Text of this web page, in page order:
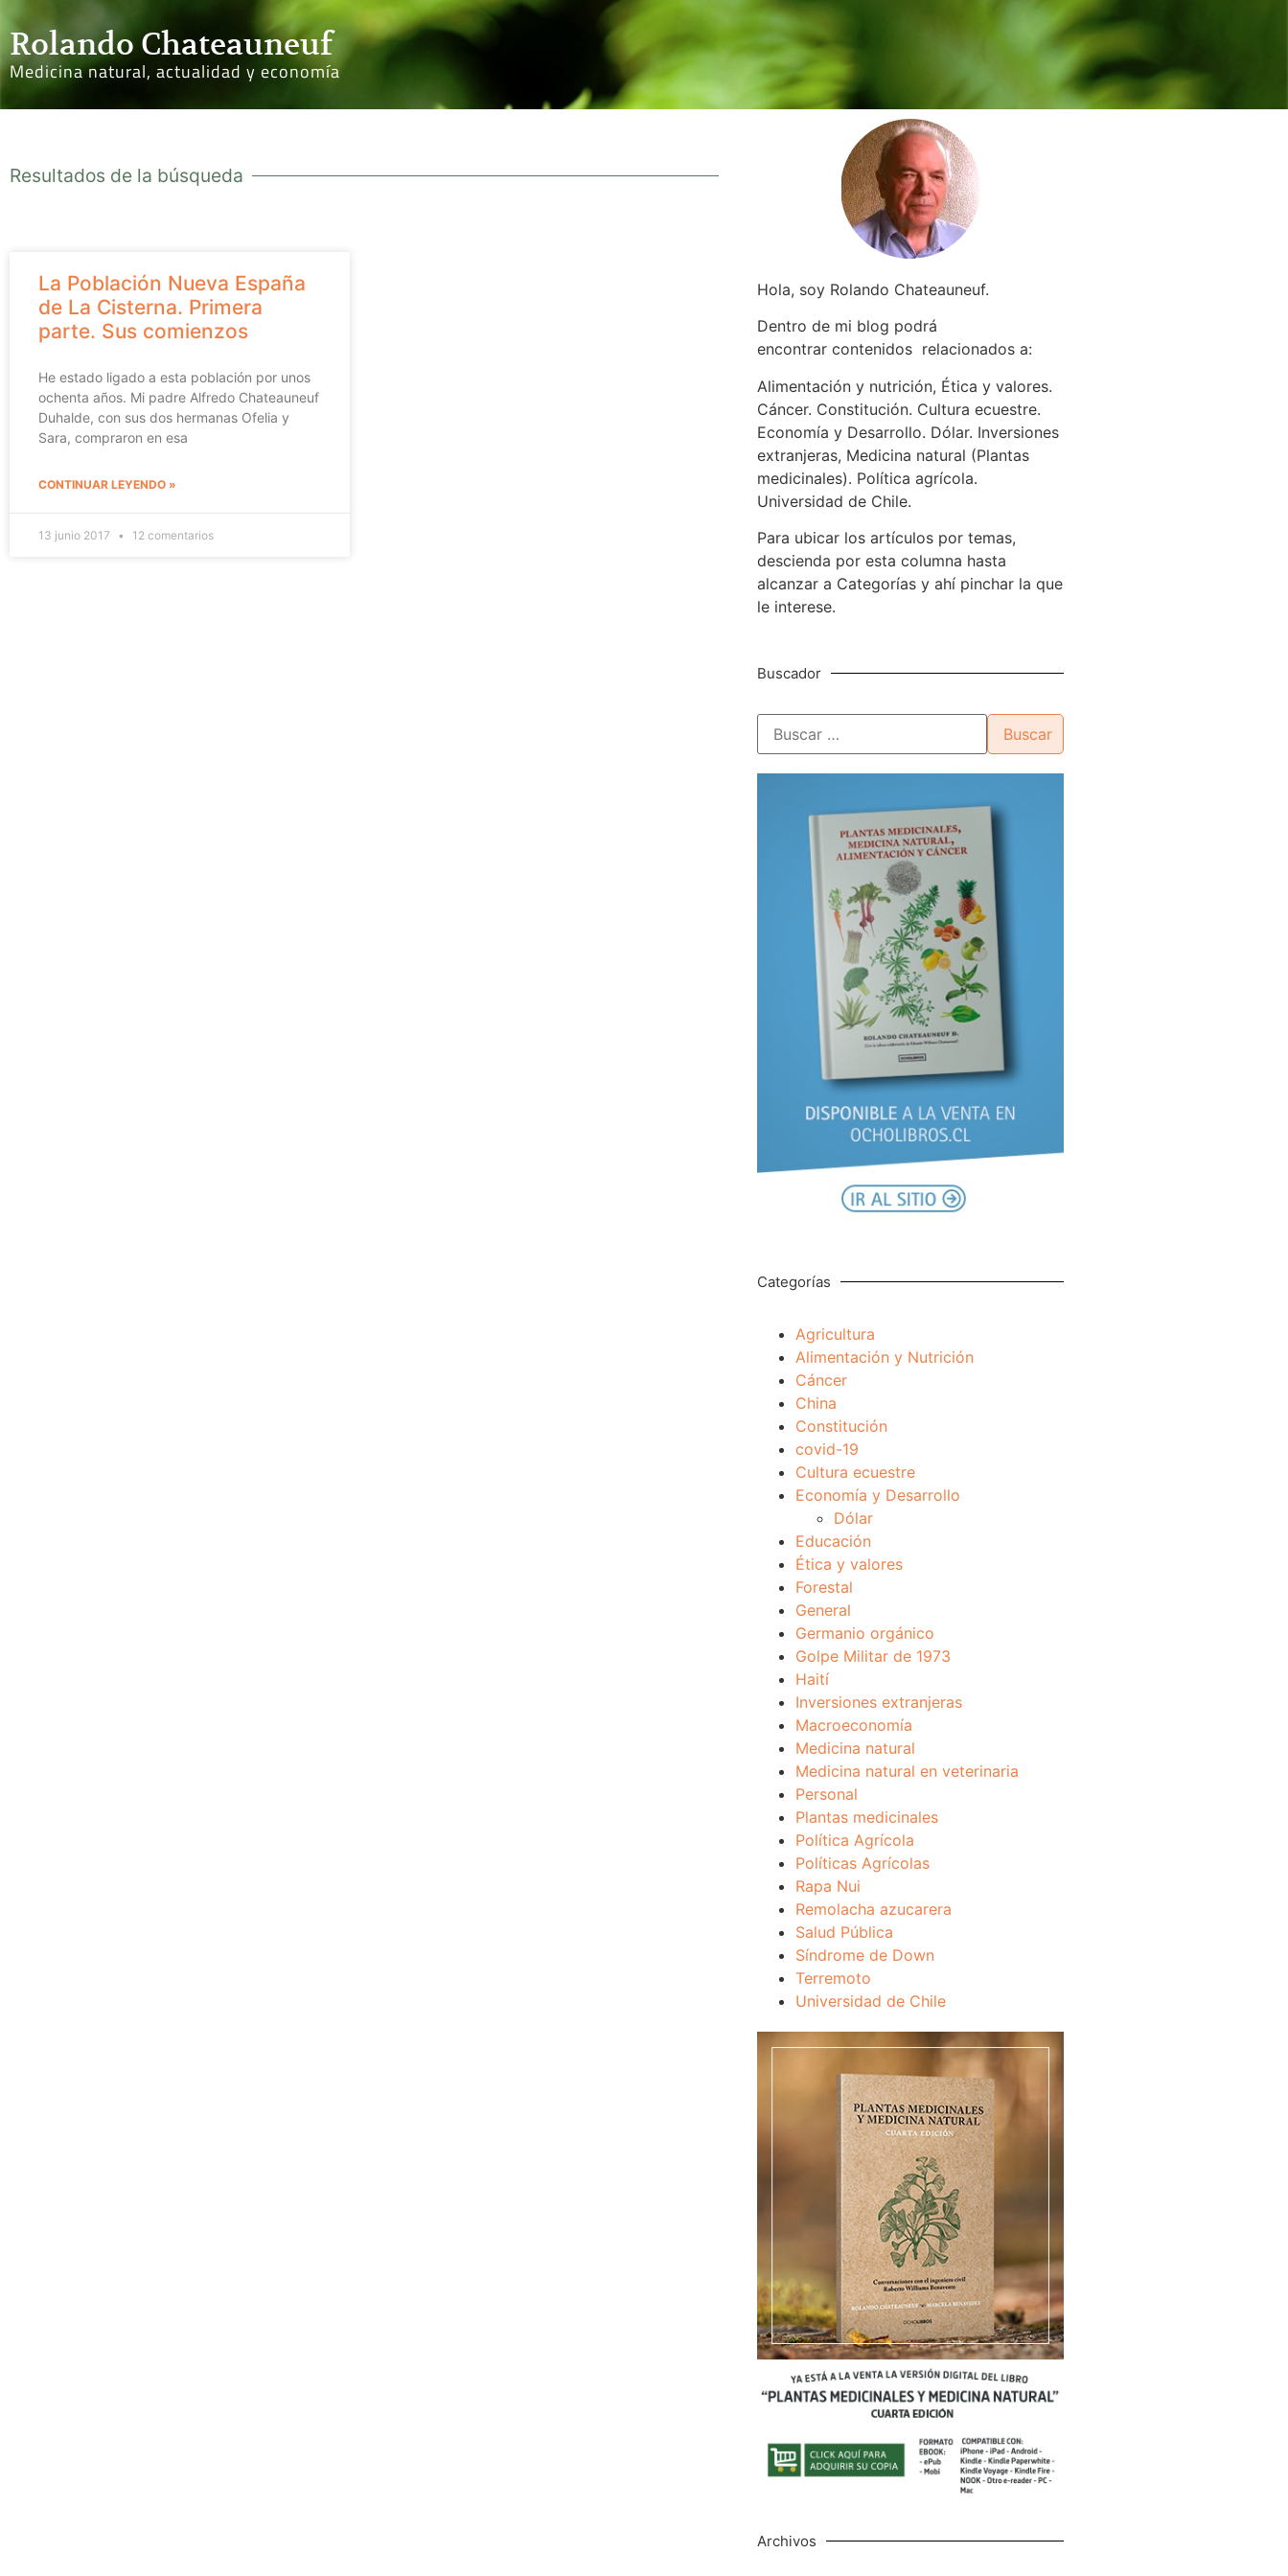
Rolando Chateauneuf
Medicina natural, actualidad y economía
Resultados de la búsqueda
La Población Nueva España
de La Cisterna. Primera
parte. Sus comienzos
He estado ligado a esta población por unos
ochenta años. Mi padre Alfredo Chateauneuf
Duhalde, con sus dos hermanas Ofelia y
Sara, compraron en esa
CONTINUAR LEYENDO »
13 junio 2017 12 comentarios
Hola, soy Rolando Chateauneuf.
Dentro de mi blog podrá
encontrar contenidos relacionados a:
Alimentación y nutrición, Ética y valores.
Cáncer. Constitución. Cultura ecuestre.
Economía y Desarrollo. Dólar. Inversiones
extranjeras, Medicina natural (Plantas
medicinales). Política agrícola.
Universidad de Chile.
Para ubicar los artículos por temas,
descienda por esta columna hasta
alcanzar a Categorías y ahí pinchar la que
le interese.
Buscador
Categorías
Agricultura
Alimentación y Nutrición
Cáncer
China
Constitución
covid-19
Cultura ecuestre
Economía y Desarrollo
Dólar
Educación
Ética y valores
Forestal
General
Germanio orgánico
Golpe Militar de 1973
Haití
Inversiones extranjeras
Macroeconomía
Medicina natural
Medicina natural en veterinaria
Personal
Plantas medicinales
Política Agrícola
Políticas Agrícolas
Rapa Nui
Remolacha azucarera
Salud Pública
Síndrome de Down
Terremoto
Universidad de Chile
Archivos